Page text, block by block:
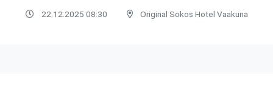
22.12.2025 08:30 Original Sokos Hotel Vaakuna